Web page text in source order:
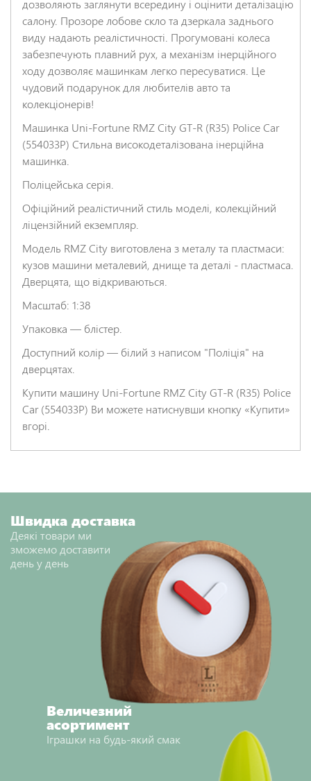
дозволяють заглянути всередину і оцінити деталізацію
салону. Прозоре лобове скло та дзеркала заднього
виду надають реалістичності. Прогумовані колеса
забезпечують плавний рух, а механізм інерційного
ходу дозволяє машинкам легко пересуватися. Це
чудовий подарунок для любителів авто та
колекціонерів!
Машинка Uni-Fortune RMZ City GT-R (R35) Police Car
(554033P) Стильна високодеталізована інерційна
машинка.
Поліцейська серія.
Офіційний реалістичний стиль моделі, колекційний
ліцензійний екземпляр.
Модель RMZ City виготовлена з металу та пластмаси:
кузов машини металевий, днище та деталі - пластмаса.
Дверцята, що відкриваються.
Масштаб: 1:38
Упаковка — блістер.
Доступний колір — білий з написом "Поліція" на
дверцятах.
Купити машину Uni-Fortune RMZ City GT-R (R35) Police
Car (554033P) Ви можете натиснувши кнопку «Купити»
вгорі.
НАДІСЛАТИ ВІДГУК
Швидка доставка
Деякі товари ми
зможемо доставити
день у день
Величезний
асортимент
Іграшки на будь-який смак